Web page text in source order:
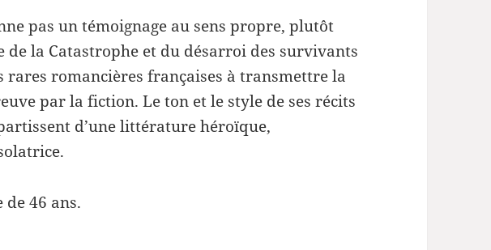
pas un témoignage au sens propre, plutôt
de la Catastrophe et du désarroi des survivants
rares romancières françaises à transmettre la
par la fiction. Le ton et le style de ses récits
d’une littérature héroïque,
de 46 ans.